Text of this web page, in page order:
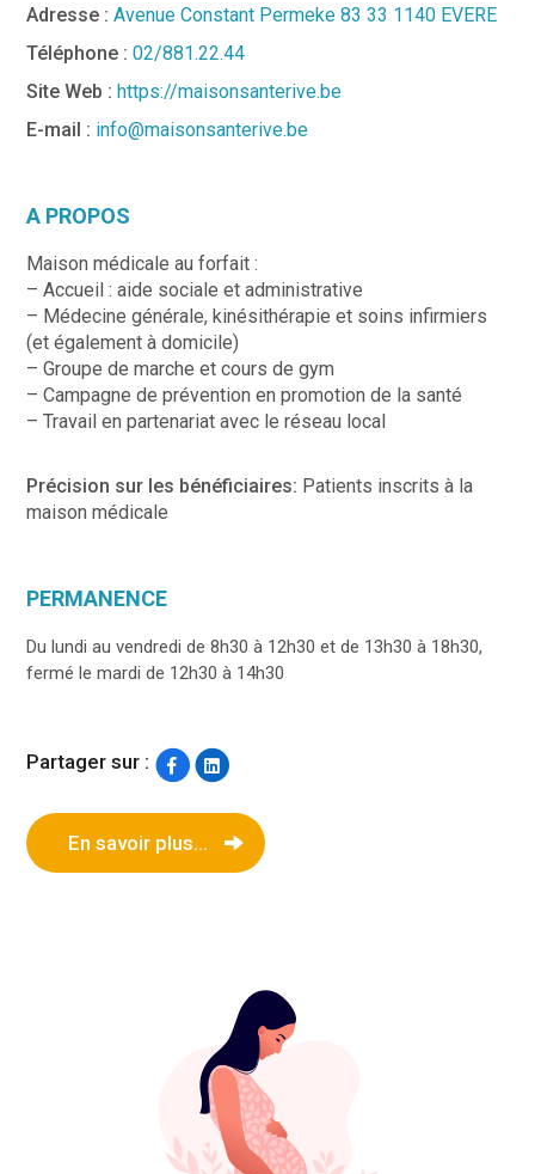
Adresse : Avenue Constant Permeke 83 33 1140 EVERE
Téléphone :02/881.22.44
Site Web : https://maisonsanterive.be
E-mail : info@maisonsanterive.be
A PROPOS
Maison médicale au forfait :
– Accueil : aide sociale et administrative
– Médecine générale, kinésithérapie et soins infirmiers
(et également à domicile)
– Groupe de marche et cours de gym
– Campagne de prévention en promotion de la santé
– Travail en partenariat avec le réseau local
Précision sur les bénéficiaires: Patients inscrits à la
maison médicale
PERMANENCE
Du lundi au vendredi de 8h30 à 12h30 et de 13h30 à 18h30,
fermé le mardi de 12h30 à 14h30
Partager sur :
En savoir plus...